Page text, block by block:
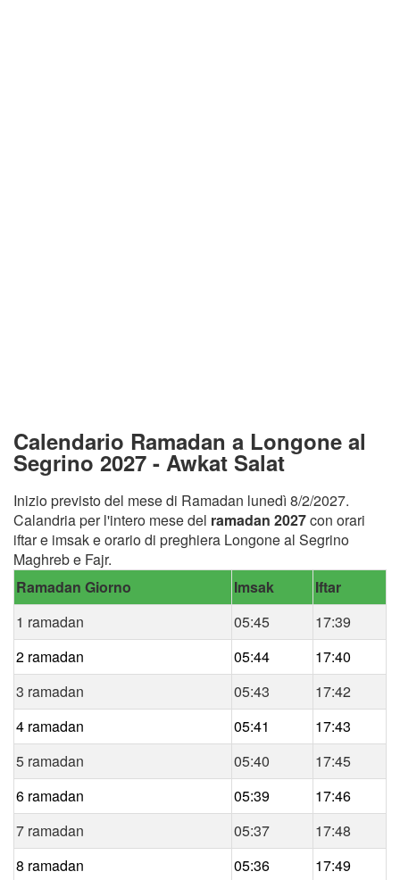
Calendario Ramadan a Longone al
Segrino 2027 - Awkat Salat
Inizio previsto del mese di Ramadan lunedì 8/2/2027.
Calandria per l'intero mese del ramadan 2027con orari
iftar e imsak e orario di preghiera Longone al Segrino
Maghreb e Fajr.
Ramadan Giorno
Imsak
Iftar
1 ramadan
05:45
17:39
2 ramadan
05:44
17:40
3 ramadan
05:43
17:42
4 ramadan
05:41
17:43
5 ramadan
05:40
17:45
6 ramadan
05:39
17:46
7 ramadan
05:37
17:48
8 ramadan
05:36 17:49